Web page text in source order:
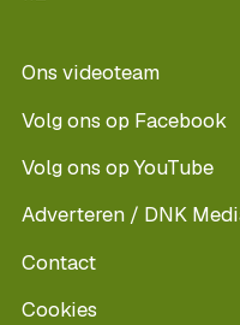
Ons videoteam
Volg ons op Facebook
Volg ons op YouTube
Adverteren / DNK
Contact
Cookies